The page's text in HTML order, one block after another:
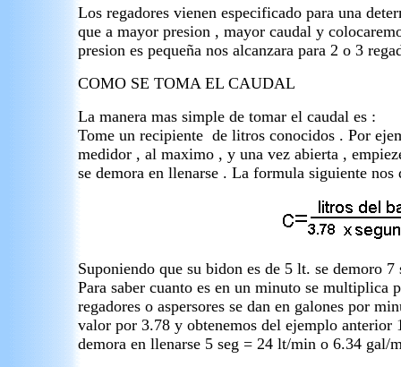
Los regadores vienen especificado para una
que a mayor presion , mayor caudal y
presion es pequeña nos alcanzara para 2 o 3
COMO SE TOMA EL CAUDAL
La manera mas simple de tomar el caudal es :
Tome un recipiente de litros conocidos . Por
medidor , al maximo , y una vez abierta ,
se demora en llenarse . La formula siguiente
Suponiendo que su bidon es de 5 lt. se demoro
Para saber cuanto es en un minuto se
regadores o aspersores se dan en galones por
valor por 3.78 y obtenemos del ejemplo anterior
demora en llenarse 5 seg = 24 lt/min o 6.34 gal/